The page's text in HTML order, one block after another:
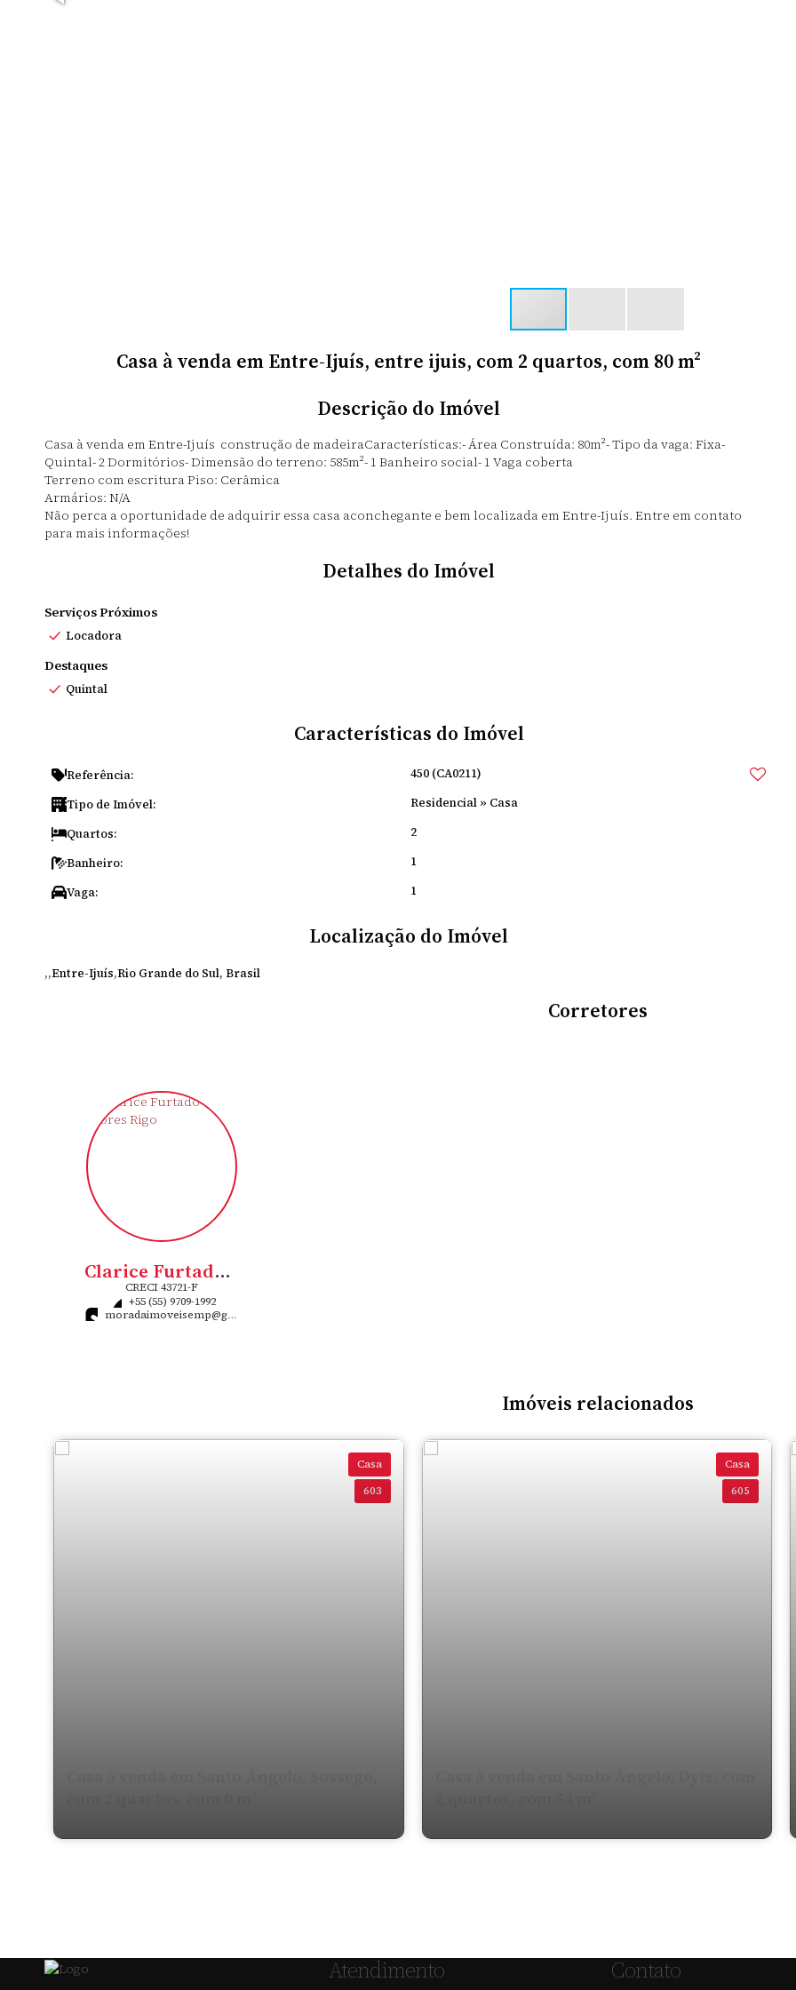
Casa à venda em Entre-Ijuís, entre ijuis, com 2 quartos, com 80 m²
Descrição do Imóvel
Casa à venda em Entre-Ijuís construção de madeiraCaracterísticas:- Área Construída: 80m²- Tipo da vaga: Fixa-
Quintal- 2 Dormitórios- Dimensão do terreno: 585m²- 1 Banheiro social- 1 Vaga coberta
Terreno com escritura Piso: Cerâmica
Armários: N/A
Não perca a oportunidade de adquirir essa casa aconchegante e bem localizada em Entre-Ijuís. Entre em contato
para mais informações!
Detalhes do Imóvel
Serviços Próximos
Locadora
Destaques
Quintal
Características do Imóvel
Referência: 450 (CA0211)
Tipo de Imóvel: Residencial » Casa
Quartos: 2
Banheiro: 1
Vaga: 1
Localização do Imóvel
Entre-Ijuís Rio Grande do Sul, Brasil
Corretores
Clarice Furtado Flores Rigo
CRECI43721-F
+55 (55) 9709-1992
moradaimoveisemp@gmail.com
Imóveis relacionados
Casa
603
Casa
605
Atendimento Contato